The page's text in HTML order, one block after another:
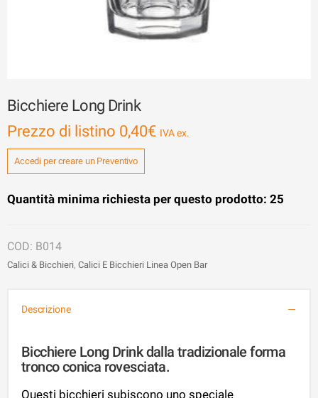
Bicchiere Long Drink
Prezzo di listino 0,40€
Accedi per creare un Preventivo
Quantità minima richiesta per questo prodotto: 25
B014
Calici & Bicchieri, Calici E Bicchieri Linea Open Bar
Descrizione
Bicchiere Long Drink dalla tradizionale forma
tronco conica rovesciata.
Questi bicchieri subiscono uno speciale